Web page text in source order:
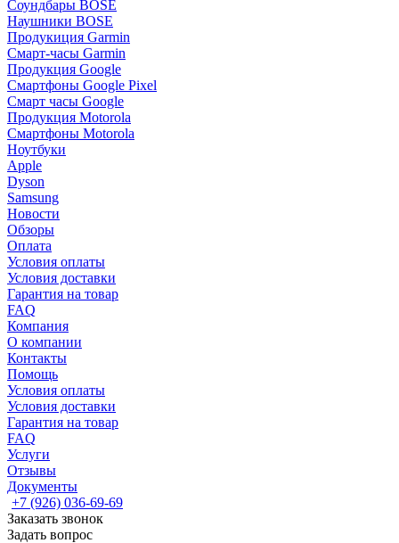
Соундбары BOSE
Наушники BOSE
Продукиция Garmin
Смарт-часы Garmin
Продукция Google
Смартфоны Google Pixel
Смарт часы Google
Продукция Motorola
Смартфоны Motorola
Ноутбуки
Apple
Dyson
Samsung
Новости
Обзоры
Оплата
Условия оплаты
Условия доставки
Гарантия на товар
FAQ
Компания
О компании
Контакты
Помощь
Условия оплаты
Условия доставки
Гарантия на товар
FAQ
Услуги
Отзывы
Документы
+7 (926) 036-69-69
Заказать звонок
Задать вопрос